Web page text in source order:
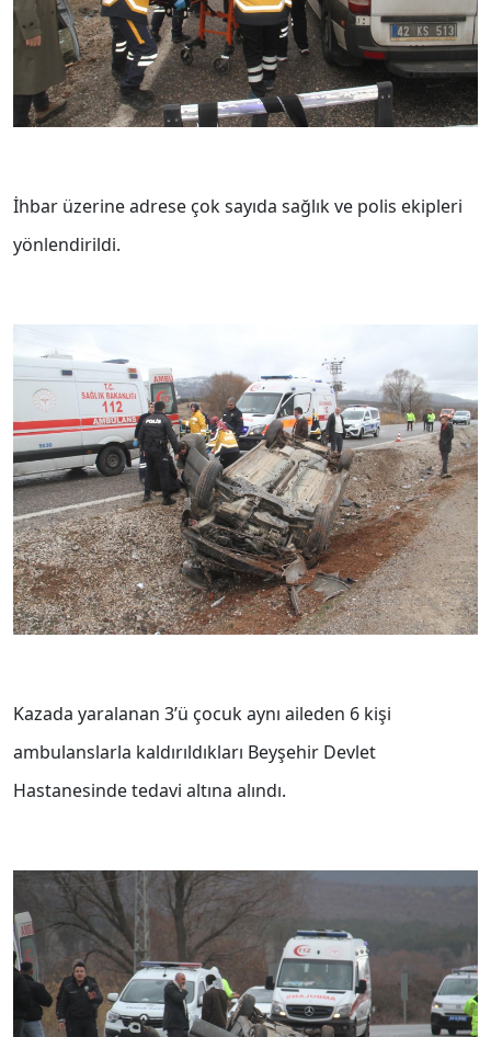
İhbar üzerine adrese çok sayıda sağlık ve polis ekipleri
yönlendirildi.
Kazada yaralanan 3’ü çocuk aynı aileden 6 kişi
ambulanslarla kaldırıldıkları Beyşehir Devlet
Hastanesinde tedavi altına alındı.